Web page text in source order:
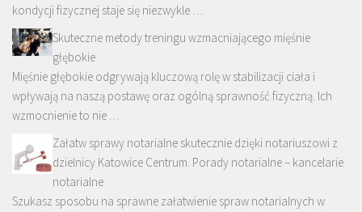
kondycji fizycznej staje się niezwykle …
Skuteczne metody treningu wzmacniającego mięśnie
głębokie
Mięśnie głębokie odgrywają kluczową rolę w stabilizacji ciała i
wpływają na naszą postawę oraz ogólną sprawność fizyczną. Ich
wzmocnienie to nie …
Załatw sprawy notarialne skutecznie dzięki notariuszowi z
dzielnicy Katowice Centrum. Porady notarialne – kancelarie
notarialne
Szukasz sposobu na sprawne załatwienie spraw notarialnych w